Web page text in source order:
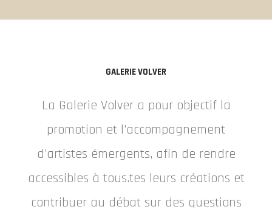
GALERIE VOLVER
La Galerie Volver a pour objectif la
promotion et l’accompagnement
d’artistes émergents, afin de rendre
accessibles à tous.tes leurs créations et
contribuer au débat sur des questions